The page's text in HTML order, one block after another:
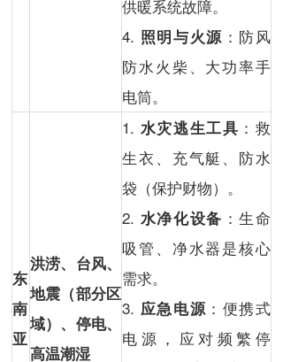
供暖系统故障。
4. 照明与火源 ：防风
防水火柴、大功率手
电筒。
东
南
亚
洪涝、 台风、
地震 （部分区
域）、 停电、
高温潮湿
1. 水灾逃生工具 ：救
生衣、充气艇、防水
袋（保护财物）。
2. 水净化设备 ：生命
吸管、净水器是核心
需求。
3. 应急电源 ：便携式
电源，应对频繁停